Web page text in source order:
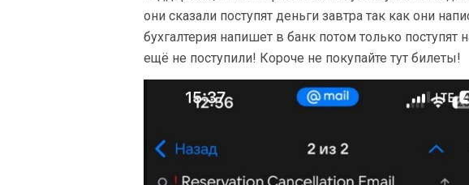
они сказали поступят деньги завтра так как они
бухгалтерия напишет в банк потом только
ещё не поступили! Короче не покупайте тут билеты!